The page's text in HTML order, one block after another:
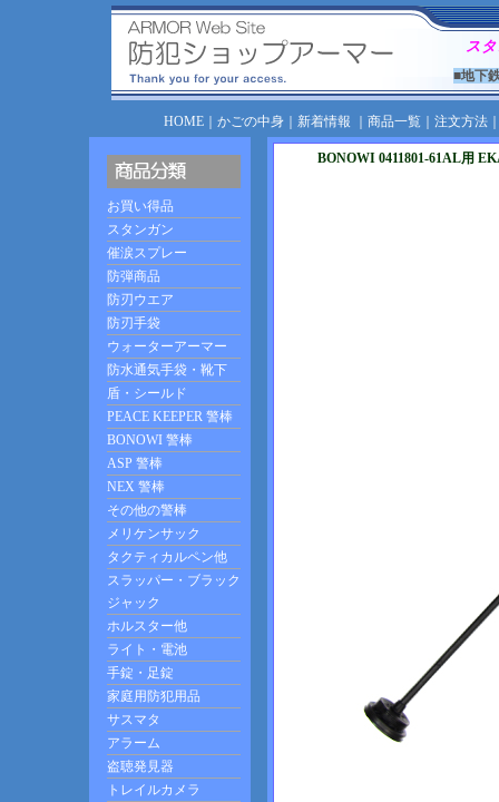
ス
■地下
HOME｜ かごの中身｜ 新着情報 商品一覧｜ 注文方法
BONOWI 0411801-61AL用